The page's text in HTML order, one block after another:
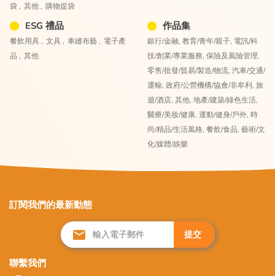
袋 , 其他 , 購物提袋
ESG 禮品
餐飲用具 , 文具 , 車縫布藝 , 電子產
品 , 其他
作品集
銀行/金融, 教育/青年/親子, 電訊/科
技/創業/專業服務, 保險及風險管理,
零售/批發/貿易/製造/物流, 汽車/交通/
運輸, 政府/公營機構/協會/非牟利, 旅
遊/酒店, 其他, 地產/建築/綠色生活,
醫療/美妝/健康, 運動/健身/戶外, 時
尚/精品/生活風格, 餐飲/食品, 藝術/文
化/媒體/娛樂
訂閱我們的最新動態
提交
聯繫我們